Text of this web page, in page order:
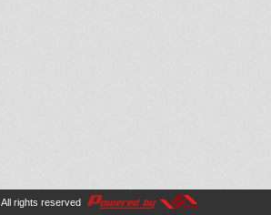
All rights reserved